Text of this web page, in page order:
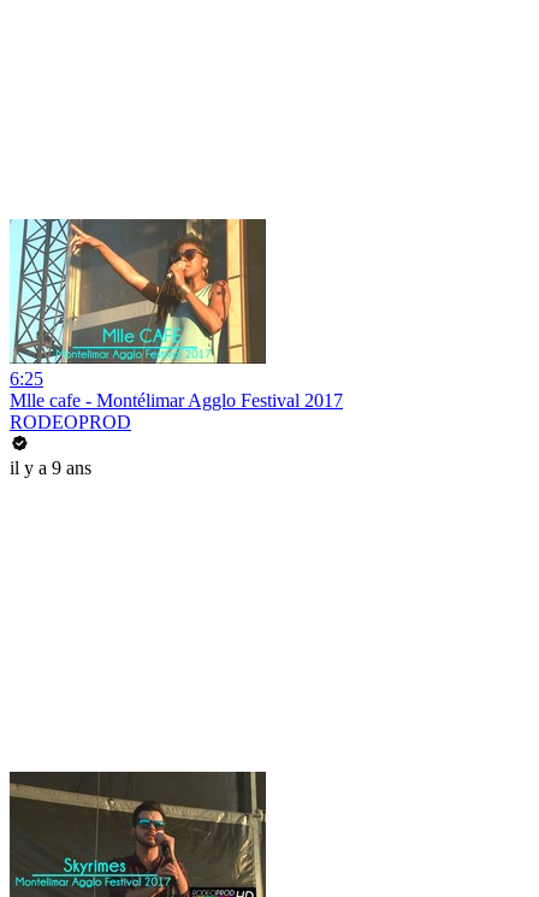
6:25
Mlle cafe - Montélimar Agglo Festival 2017
RODEOPROD
il y a 9 ans